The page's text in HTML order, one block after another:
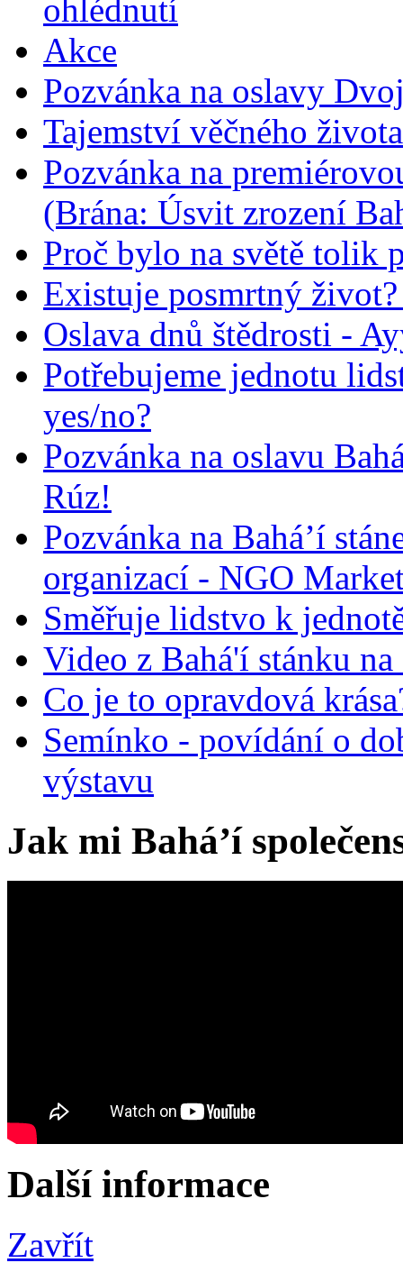
ohlédnutí
Akce
Pozvánka na oslavy
Tajemství věčného života
Pozvánka na
(Brána: Úsvit zrození
Proč bylo na světě tolik
Existuje posmrtný
Oslava dnů štědrosti -
Potřebujeme jednotu
yes/no?
Pozvánka na oslavu
Rúz!
Pozvánka na Bahá’í
organizací - NGO
Směřuje lidstvo k
Video z Bahá'í stánku
Co je to opravdová
Semínko - povídání o
výstavu
Jak mi Bahá’í
Další informace
Zavřít